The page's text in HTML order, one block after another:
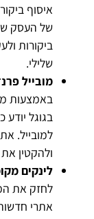
איסוף
של העסק
ביקורות
שלילי.
מובייל
באמצעות
בגוגל
למובייל.
ולהקטין
לינקים
לחזק את
אתרי